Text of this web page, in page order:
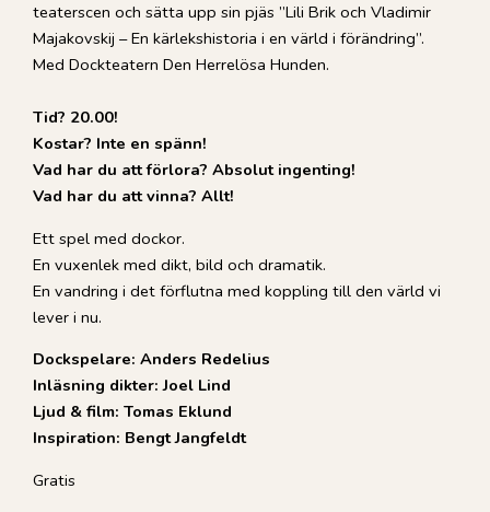
teaterscen och sätta upp sin pjäs ”Lili Brik och Vladimir
Majakovskij – En kärlekshistoria i en värld i förändring”.
Med Dockteatern Den Herrelösa Hunden.
Tid? 20.00!
Kostar? Inte en spänn!
Vad har du att förlora? Absolut ingenting!
Vad har du att vinna? Allt!
Ett spel med dockor.
En vuxenlek med dikt, bild och dramatik.
En vandring i det förflutna med koppling till den värld vi
lever i nu.
Dockspelare: Anders Redelius
Inläsning dikter: Joel Lind
Ljud & film: Tomas Eklund
Inspiration: Bengt Jangfeldt
Gratis